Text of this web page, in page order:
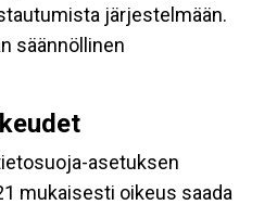
järjestelmään.
säännöllinen
asetuksen
mukaisesti oikeus saada